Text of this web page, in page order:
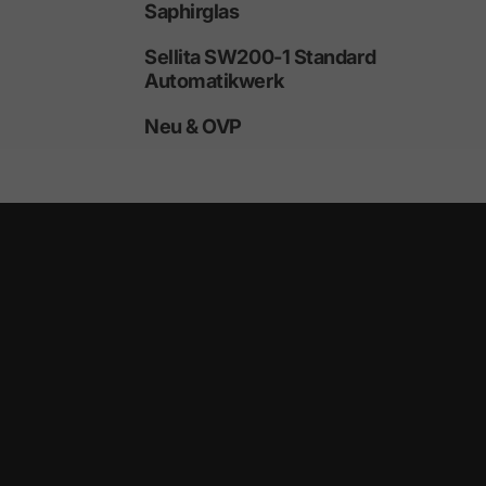
Saphirglas
Sellita SW200-1 Standard
Automatikwerk
Neu & OVP